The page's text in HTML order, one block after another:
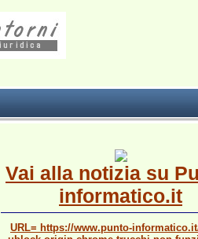
Vai alla notizia su
informatico.it
URL= https://www.punto-